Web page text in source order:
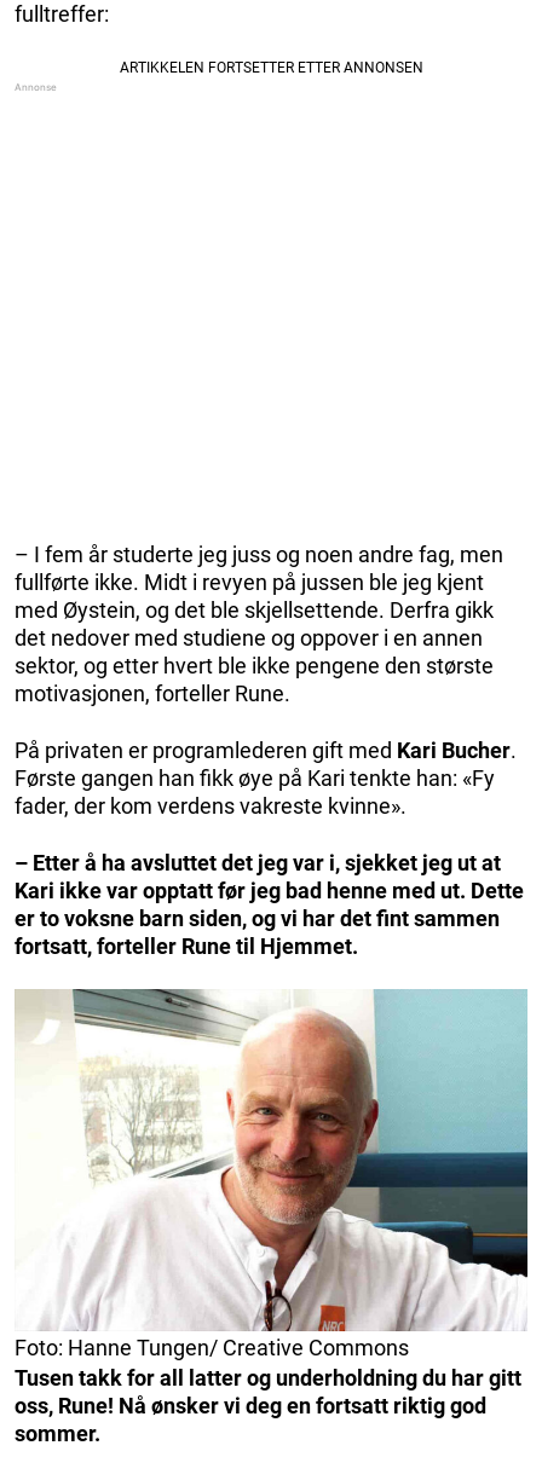
fulltreffer:
– I fem år studerte jeg juss og noen andre fag, men
fullførte ikke. Midt i revyen på jussen ble jeg kjent
med Øystein, og det ble skjellsettende. Derfra gikk
det nedover med studiene og oppover i en annen
sektor, og etter hvert ble ikke pengene den største
motivasjonen, forteller Rune.
På privaten er programlederen gift med Kari Bucher.
Første gangen han fikk øye på Kari tenkte han: «Fy
fader, der kom verdens ­vakreste kvinne».
– Etter å ha avsluttet det jeg var i, sjekket jeg ut at
Kari ikke var opptatt før jeg bad henne med ut. Dette
er to voksne barn siden, og vi har det fint sammen
fortsatt, forteller Rune til Hjemmet.
Foto: Hanne Tungen/ Creative Commons
Tusen takk for all latter og underholdning du har gitt
oss, Rune! Nå ønsker vi deg en fortsatt riktig god
sommer.